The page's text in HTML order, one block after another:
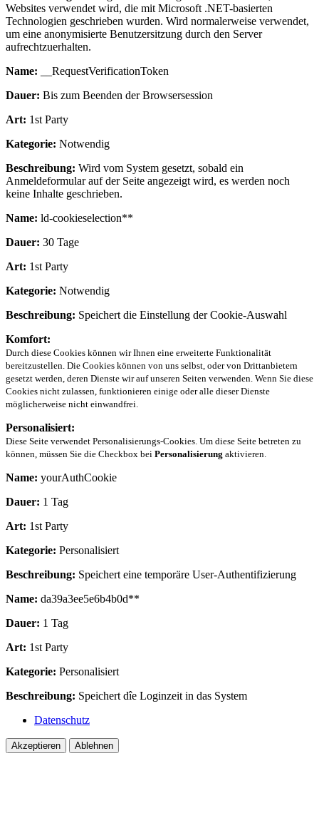
Websites verwendet wird, die mit Microsoft .NET-basierten
Technologien geschrieben wurden. Wird normalerweise verwendet,
um eine anonymisierte Benutzersitzung durch den Server
aufrechtzuerhalten.
Name: __RequestVerificationToken
Dauer: Bis zum Beenden der Browsersession
Art: 1st Party
Kategorie: Notwendig
Beschreibung: Wird vom System gesetzt, sobald ein
Anmeldeformular auf der Seite angezeigt wird, es werden noch
keine Inhalte geschrieben.
Name: ld-cookieselection**
Dauer: 30 Tage
Art: 1st Party
Kategorie: Notwendig
Beschreibung: Speichert die Einstellung der Cookie-Auswahl
Komfort:
Durch diese Cookies können wir Ihnen eine erweiterte Funktionalität
bereitzustellen. Die Cookies können von uns selbst, oder von Drittanbietern
gesetzt werden, deren Dienste wir auf unseren Seiten verwenden. Wenn Sie diese
Cookies nicht zulassen, funktionieren einige oder alle dieser Dienste
möglicherweise nicht einwandfrei.
Personalisiert:
Diese Seite verwendet Personalisierungs-Cookies. Um diese Seite betreten zu
können, müssen Sie die Checkbox bei Personalisierung aktivieren.
Name: yourAuthCookie
Dauer: 1 Tag
Art: 1st Party
Kategorie: Personalisiert
Beschreibung: Speichert eine temporäre User-Authentifizierung
Name: da39a3ee5e6b4b0d**
Dauer: 1 Tag
Art: 1st Party
Kategorie: Personalisiert
Beschreibung: Speichert dîe Loginzeit in das System
Datenschutz
Akzeptieren Ablehnen